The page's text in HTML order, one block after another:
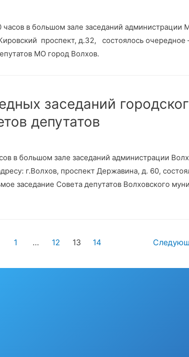
часов в большом зале заседаний администрации
проспект, д.32, состоялось
МО город Волхов.
заседаний
депутатов
в большом зале заседаний администрации
г.Волхов, проспект Державина, д. 60,
заседание Совета депутатов Волховского
1 … 12 13 14